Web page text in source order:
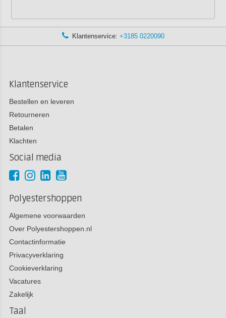
Klantenservice: +3185 0220090
Klantenservice
Bestellen en leveren
Retourneren
Betalen
Klachten
Social media
Polyestershoppen
Algemene voorwaarden
Over Polyestershoppen.nl
Contactinformatie
Privacyverklaring
Cookieverklaring
Vacatures
Zakelijk
Taal